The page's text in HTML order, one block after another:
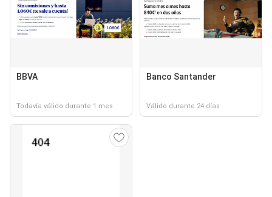
BBVA
Todavía válido durante 1 mes
Banco Santander
Válido durante 24 días